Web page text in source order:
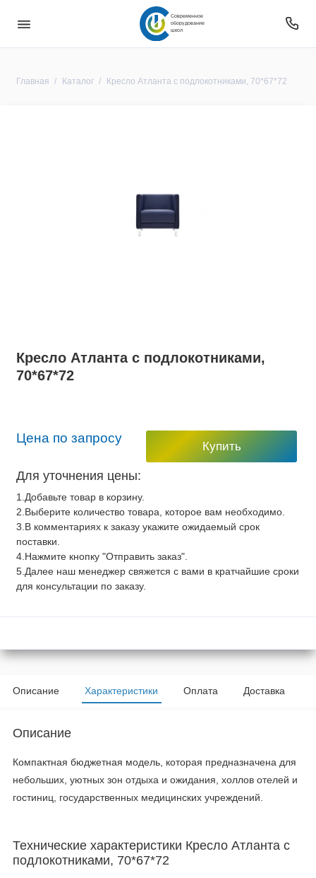
Современное
оборудование
школ
Главная Каталог Кресло Атланта с подлокотниками, 70*67*72
Кресло Атланта с подлокотниками,
70*67*72
Цена по запросу
Купить
Для уточнения цены:
1.Добавьте товар в корзину.
2.Выберите количество товара, которое вам необходимо.
3.В комментариях к заказу укажите ожидаемый срок
поставки.
4.Нажмите кнопку "Отправить заказ".
5.Далее наш менеджер свяжется с вами в кратчайшие сроки
для консультации по заказу.
Описание Характеристики Оплата Доставка
Описание
Компактная бюджетная модель, которая предназначена для
небольших, уютных зон отдыха и ожидания, холлов отелей и
гостиниц, государственных медицинских учреждений.
Технические характеристики Кресло Атланта с
подлокотниками, 70*67*72